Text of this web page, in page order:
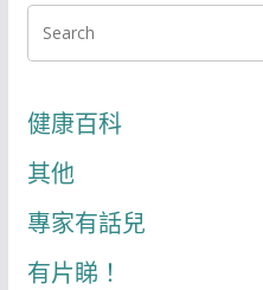
健康百科
其他
專家有話兒
有片睇！